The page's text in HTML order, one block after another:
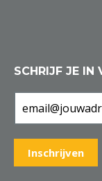
SCHRIJF JE IN